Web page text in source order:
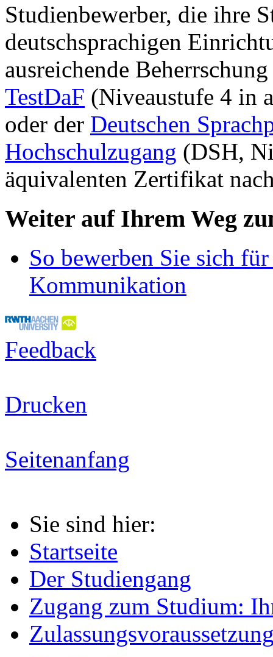
Studienbewerber, die ihre
deutschsprachigen
ausreichende
TestDaF (Niveaustufe 4 in
oder der Deutschen
Hochschulzugang (DSH,
äquivalenten Zertifikat
Weiter auf Ihrem Weg
So bewerben Sie sich
Kommunikation
Feedback
Drucken
Seitenanfang
Sie sind hier:
Startseite
Der Studiengang
Zugang zum Studium: